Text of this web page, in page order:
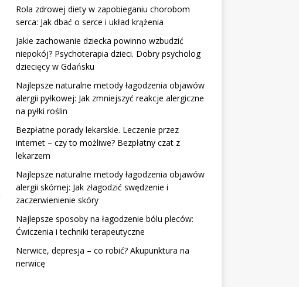
Rola zdrowej diety w zapobieganiu chorobom
serca: Jak dbać o serce i układ krążenia
Jakie zachowanie dziecka powinno wzbudzić
niepokój? Psychoterapia dzieci. Dobry psycholog
dziecięcy w Gdańsku
Najlepsze naturalne metody łagodzenia objawów
alergii pyłkowej: Jak zmniejszyć reakcje alergiczne
na pyłki roślin
Bezpłatne porady lekarskie. Leczenie przez
internet – czy to możliwe? Bezpłatny czat z
lekarzem
Najlepsze naturalne metody łagodzenia objawów
alergii skórnej: Jak złagodzić swędzenie i
zaczerwienienie skóry
Najlepsze sposoby na łagodzenie bólu pleców:
Ćwiczenia i techniki terapeutyczne
Nerwice, depresja – co robić? Akupunktura na
nerwicę